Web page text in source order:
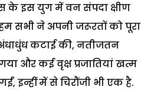
के इस युग में वन संपदा क्षीण
हम सभी ने अपनी जरूरतों को पूरा
कटाई की, नतीजतन
और कई वृक्ष प्रजातियां खत्म
इन्हीं में से चिरौंजी भी एक है.